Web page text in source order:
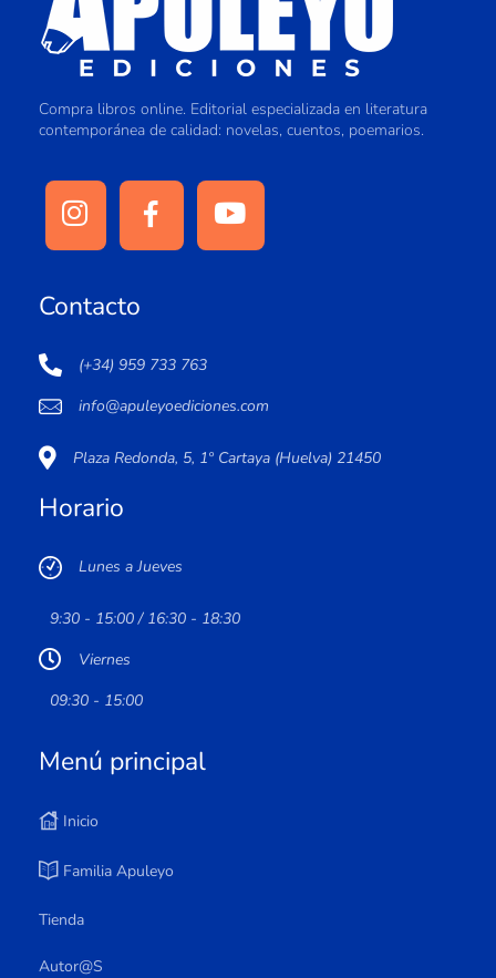
Compra libros online. Editorial especializada en literatura
contemporánea de calidad: novelas, cuentos, poemarios.
Contacto
(+34) 959 733 763
info@apuleyoediciones.com
Plaza Redonda, 5, 1º Cartaya (Huelva) 21450
Horario
Lunes a Jueves
9:30 - 15:00 / 16:30 - 18:30
Viernes
09:30 - 15:00
Menú principal
Inicio
Familia Apuleyo
Tienda
Autor@s